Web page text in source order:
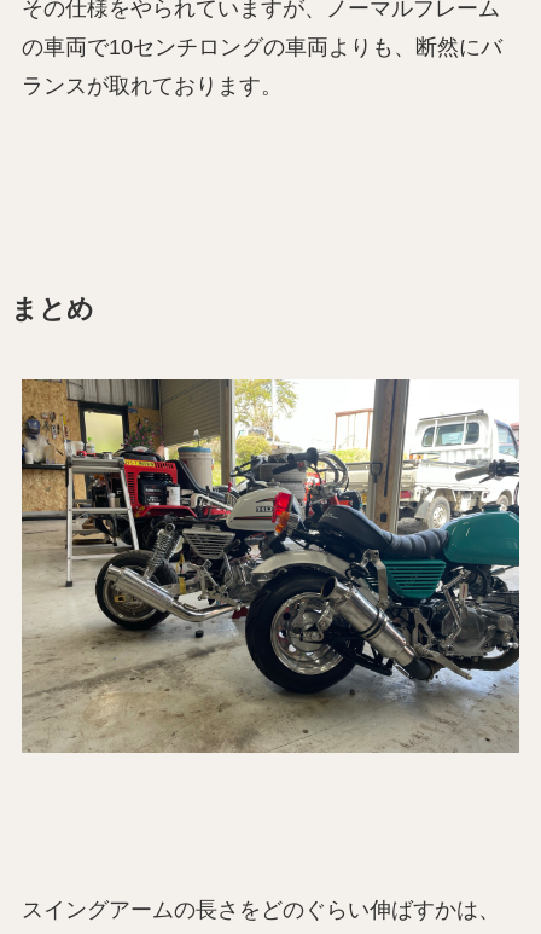
その仕様をやられていますが、ノーマルフレーム
の車両で10センチロングの車両よりも、断然にバ
ランスが取れております。
まとめ
スイングアームの長さをどのぐらい伸ばすかは、